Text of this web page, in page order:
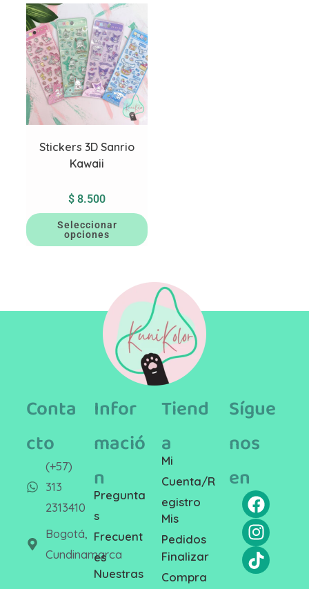
Stickers 3D Sanrio
Kawaii
$ 8.500
Seleccionar
opciones
Conta
cto
(+57)
313
2313410
Bogotá,
Cundinamarca
Infor
mació
n
Pregunta
s
Frecuent
es
Nuestras
Tiend
a
Mi
Cuenta/R
egistro
Mis
Pedidos
Finalizar
Compra
Sígue
nos
en